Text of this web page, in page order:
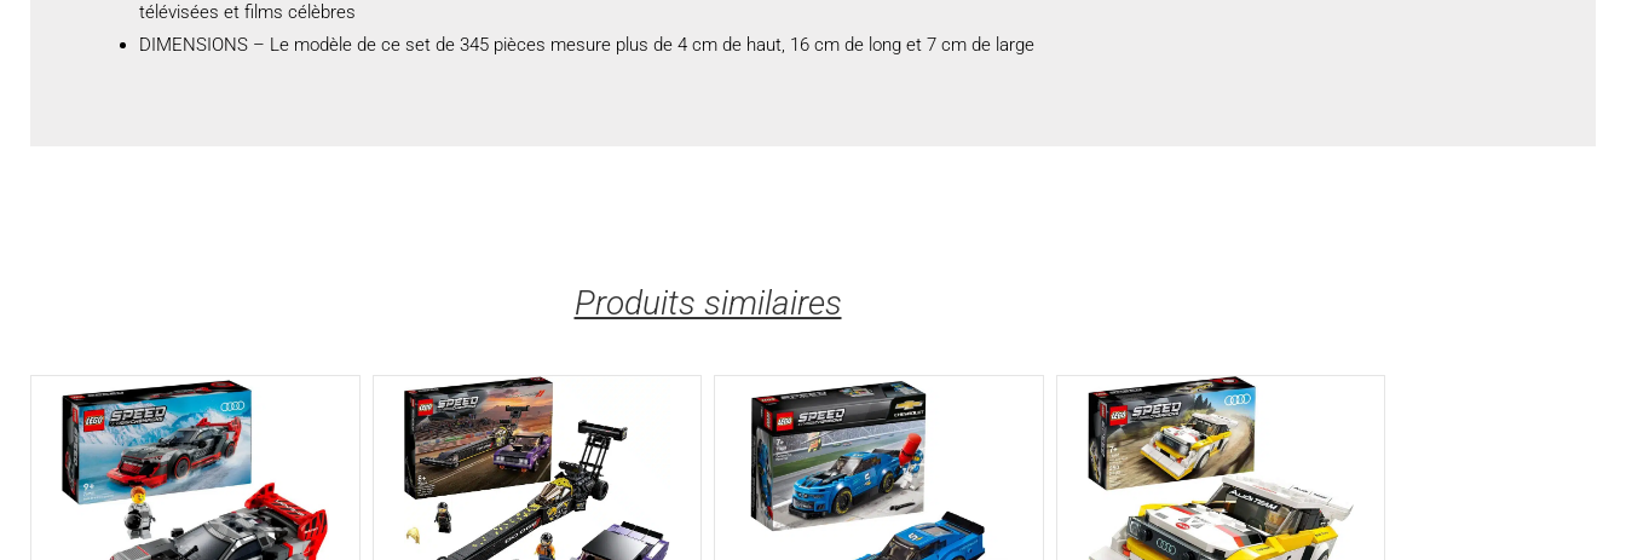
télévisées et films célèbres
DIMENSIONS – Le modèle de ce set de 345 pièces mesure plus de 4 cm de haut, 16 cm de long et 7 cm de large
Produits similaires